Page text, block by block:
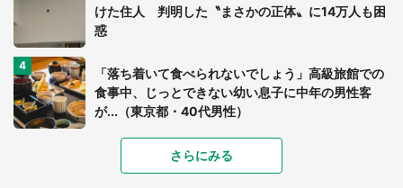
けた住人 判明した〝まさかの正体〟に14万人も困
惑
「落ち着いて食べられないでしょう」高級旅館での
食事中、じっとできない幼い息子に中年の男性客
が...（東京都・40代男性）
「可愛いのにホラー」「事件性を感じる」 ふわふ
さらにみる